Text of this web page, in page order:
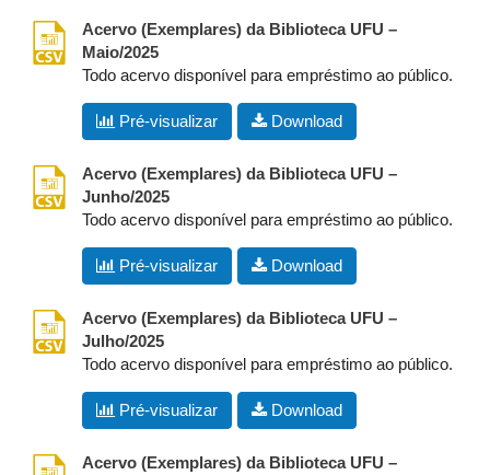
Acervo (Exemplares) da Biblioteca UFU –
Maio/2025
csv
Todo acervo disponível para empréstimo ao público.
Pré-visualizar Download
Acervo (Exemplares) da Biblioteca UFU –
Junho/2025
csv
Todo acervo disponível para empréstimo ao público.
Pré-visualizar Download
Acervo (Exemplares) da Biblioteca UFU –
Julho/2025
csv
Todo acervo disponível para empréstimo ao público.
Pré-visualizar Download
Acervo (Exemplares) da Biblioteca UFU –
csv